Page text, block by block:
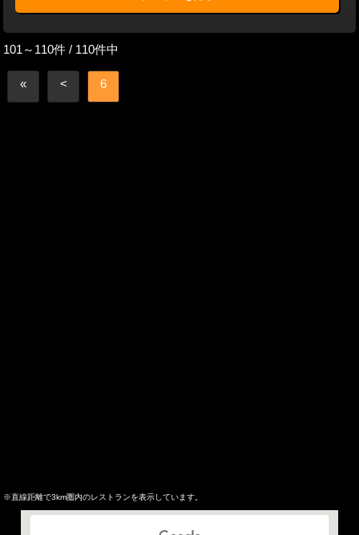
101～110件 / 110件中
« < 6
※直線距離で3km圏内のレストランを表示しています。